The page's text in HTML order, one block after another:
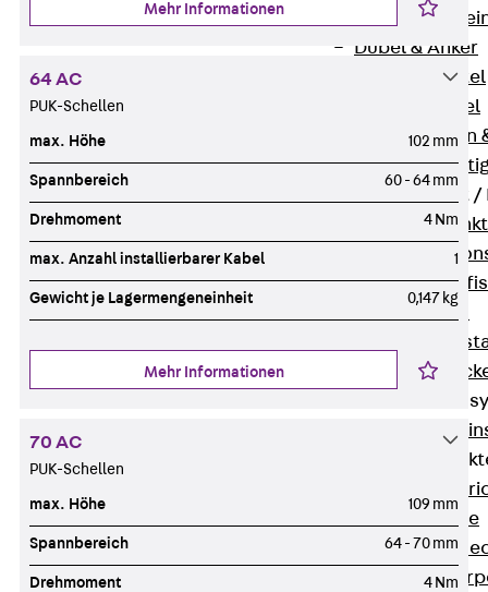
Dübel & Anker
Abhängemittel
Schraubmittel
Ankermuttern
Funktionserhalt
Zurück
(DIN 4102-12)
Kanalsysteme
Mehr Informationen
64 AC
PUK-Schellen
max. Höhe 102 mm
Spannbereich 60 - 64 mm
Drehmoment 4 Nm
max. Anzahl installierbarer Kabel 1
Gewicht je Lagermengeneinheit 0,147 kg
Mehr Informationen
70 AC
PUK-Schellen
max. Höhe 109 mm
Spannbereich 64 - 70 mm
Drehmoment 4 Nm